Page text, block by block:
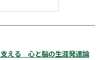
える 心と脳の生涯発達論